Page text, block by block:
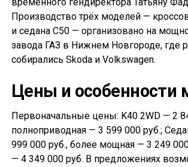
Производство трёх моделей —
и седана С50 — организовано на
завода ГАЗ в Нижнем Новгороде, где
собирались Skoda и Volkswagen.
Цены и особенности
Первоначальные цены: K40 2WD — 2
полноприводная — 3 599 000 руб.;
999 000 руб., более мощная — 3 249
— 4 349 000 руб. В предложениях